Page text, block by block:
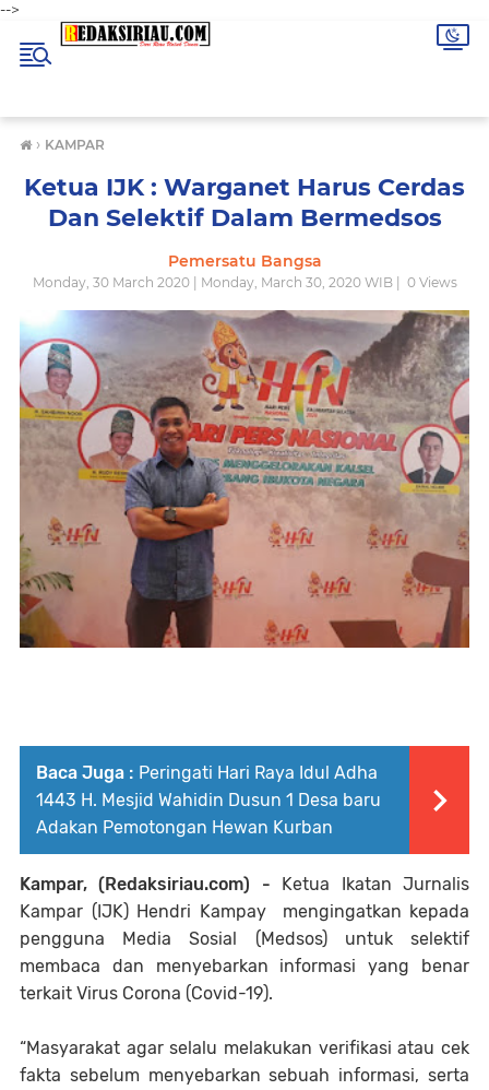
-->
› KAMPAR
Ketua IJK : Warganet Harus Cerdas
Dan Selektif Dalam Bermedsos
Pemersatu Bangsa
Monday, 30 March 2020 | Monday, March 30, 2020 WIB | 0Views
Baca Juga : Peringati Hari Raya Idul Adha
1443 H. Mesjid Wahidin Dusun 1 Desa baru
Adakan Pemotongan Hewan Kurban
Kampar, (Redaksiriau.com) - Ketua Ikatan Jurnalis
Kampar (IJK) Hendri Kampay mengingatkan kepada
pengguna Media Sosial (Medsos) untuk selektif
membaca dan menyebarkan informasi yang benar
terkait Virus Corona (Covid-19).
“Masyarakat agar selalu melakukan verifikasi atau cek
fakta sebelum menyebarkan sebuah informasi, serta